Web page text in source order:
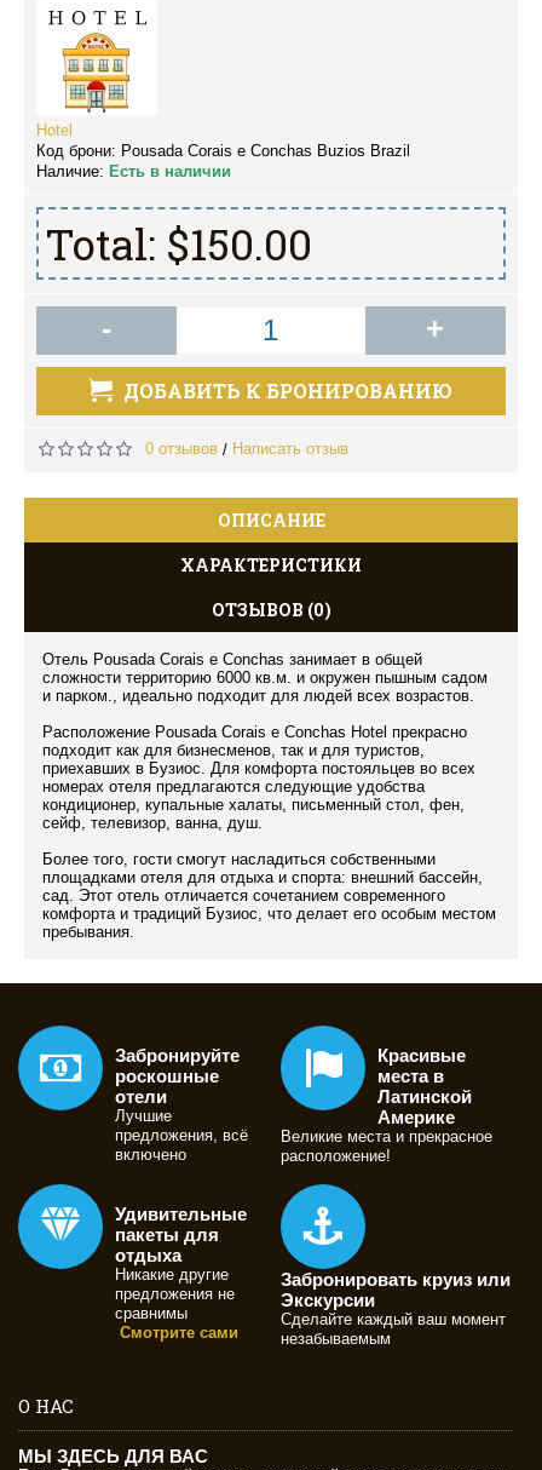
Hotel
Код брони: Pousada Corais e Conchas Buzios Brazil
Наличие: Есть в наличии
Total: $150.00
- +
ДОБАВИТЬ К БРОНИРОВАНИЮ
0 отзывов / Написать отзыв
ОПИСАНИЕ
ХАРАКТЕРИСТИКИ
ОТЗЫВОВ (0)
Отель Pousada Corais e Conchas занимает в общей
сложности территорию 6000 кв.м. и окружен пышным садом
и парком., идеально подходит для людей всех возрастов.
Расположение Pousada Corais e Conchas Hotel прекрасно
подходит как для бизнесменов, так и для туристов,
приехавших в Бузиос. Для комфорта постояльцев во всех
номерах отеля предлагаются следующие удобства
кондиционер, купальные халаты, письменный стол, фен,
сейф, телевизор, ванна, душ.
Более того, гости смогут насладиться собственными
площадками отеля для отдыха и спорта: внешний бассейн,
сад. Этот отель отличается сочетанием современного
комфорта и традиций Бузиос, что делает его особым местом
пребывания.
Забронируйте
роскошные
отели
Лучшие
предложения, всё
включено
Красивые
места в
Латинской
Америке
Великие места и прекрасное
расположение!
Удивительные
пакеты для
отдыха
Никакие другие
предложения не
сравнимы
Смотрите сами
Забронировать круиз или
Экскурсии
Сделайте каждый ваш момент
незабываемым
О НАС
МЫ ЗДЕСЬ ДЛЯ ВАС